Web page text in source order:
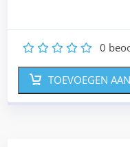
5
4
3
2 0
TOEVOEGEN